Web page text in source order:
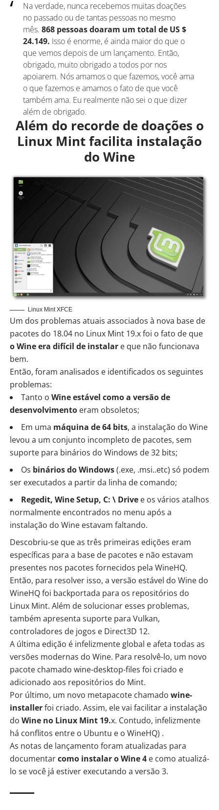
Na verdade, nunca recebemos muitas doações
no passado ou de tantas pessoas no mesmo
mês. 868 pessoas doaram um total de US $
24.149. Isso é enorme, é ainda maior do que o
que vemos depois de um lançamento. Então,
obrigado, muito obrigado a todos por nos
apoiarem. Nós amamos o que fazemos, você ama
o que fazemos e amamos o fato de que você
também ama. Eu realmente não sei o que dizer
além de obrigado.
Além do recorde de doações o
Linux Mint facilita instalação
do Wine
Linux Mint XFCE
Um dos problemas atuais associados à nova base de
pacotes do 18.04 no Linux Mint 19.x foi o fato de que
o Wine era difícil de instalar e que não funcionava
bem.
Então, foram analisados e identificados os seguintes
problemas:
Tanto o Wine estável como a versão de
desenvolvimento eram obsoletos;
Em uma máquina de 64 bits, a instalação do Wine
levou a um conjunto incompleto de pacotes, sem
suporte para binários do Windows de 32 bits;
Os binários do Windows(.exe, .msi..etc) só podem
ser executados a partir da linha de comando;
Regedit, Wine Setup, C: \ Drive e os vários atalhos
normalmente encontrados no menu após a
instalação do Wine estavam faltando.
Descobriu-se que as três primeiras edições eram
específicas para a base de pacotes e não estavam
presentes nos pacotes fornecidos pela WineHQ.
Então, para resolver isso, a versão estável do Wine do
WineHQ foi backportada para os repositórios do
Linux Mint. Além de solucionar esses problemas,
também apresenta suporte para Vulkan,
controladores de jogos e Direct3D 12.
A última edição é infelizmente global e afeta todas as
versões modernas do Wine. Para resolvê-lo, um novo
pacote chamado wine-desktop-files foi criado e
adicionado aos repositórios do Mint.
Por último, um novo metapacote chamado wine-
installerfoi criado. Assim, ele vai facilitar a instalação
do Wine no Linux Mint 19.x. Contudo, infelizmente
há conflitos entre o Ubuntu e o WineHQ) .
As notas de lançamento foram atualizadas para
documentarcomo instalar o Wine 4 e como atualizá-
lo se você já estiver executando a versão 3.